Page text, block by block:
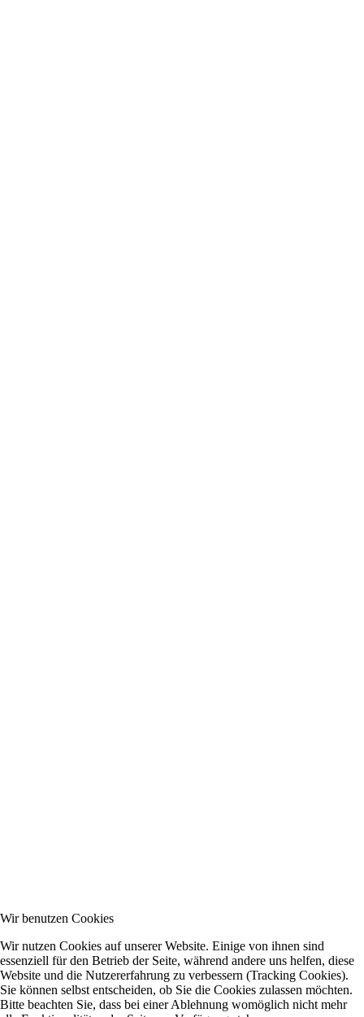
Wir benutzen Cookies
Wir nutzen Cookies auf unserer Website. Einige von ihnen sind
essenziell für den Betrieb der Seite, während andere uns helfen, diese
Website und die Nutzererfahrung zu verbessern (Tracking Cookies).
Sie können selbst entscheiden, ob Sie die Cookies zulassen möchten.
Bitte beachten Sie, dass bei einer Ablehnung womöglich nicht mehr